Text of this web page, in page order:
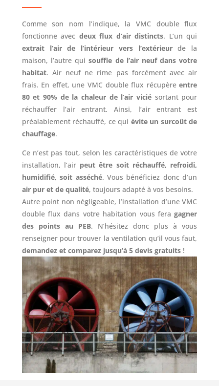
Comme son nom l’indique, la VMC double flux
fonctionne avec deux flux d’air distincts. L’un qui
extrait l’air de l’intérieur vers l’extérieurde la
maison, l’autre quisouffle de l’air neuf dans votre
habitat. Air neuf ne rime pas forcément avec air
frais. En effet, une VMC double flux récupèreentre
80 et 90% de la chaleur de l’air viciésortant pour
réchauffer l’air entrant. Ainsi, l’air entrant est
préalablement réchauffé, ce qui évite un surcoût de
chauffage.
Ce n’est pas tout, selon les caractéristiques de votre
installation, l’air peut être soit réchauffé, refroidi,
humidifié, soit asséché. Vous bénéficiez donc d’un
air pur et de qualité, toujours adapté à vos besoins.
Autre point non négligeable, l’installation d’une VMC
double flux dans votre habitation vous feragagner
des points au PEB. N’hésitez donc plus à vous
renseigner pour trouver la ventilation qu’il vous faut,
demandez et comparez jusqu’à 5 devis gratuits!